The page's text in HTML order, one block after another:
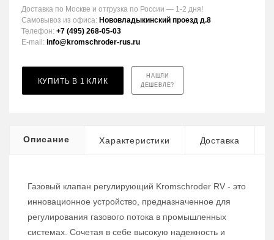
Доставка по Москве и отгрузка по России — 1-2 дня!
Самовывоз из офиса: Нововладыкинский проезд д.8
Телефон: +7 (495) 268-05-03
E-mail: info@kromschroder-rus.ru
КУПИТЬ В 1 КЛИК
НАШЛИ
ДЕШЕВЛЕ?
Описание Характеристики Доставка
Газовый клапан регулирующий Kromschroder RV - это
инновационное устройство, предназначенное для
регулирования газового потока в промышленных
системах. Сочетая в себе высокую надежность и